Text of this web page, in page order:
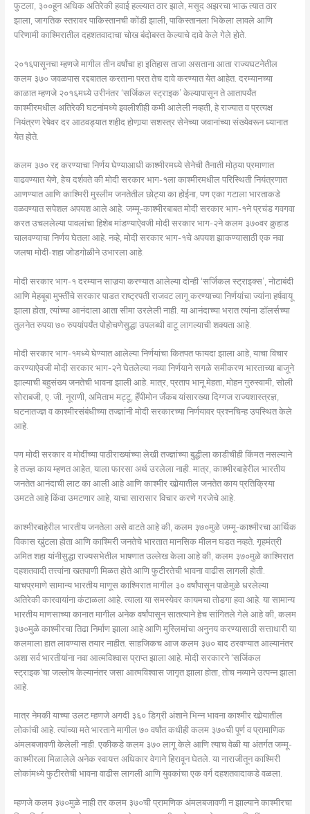
फुटला, ३००हून अधिक अतिरेकी हवाई हल्ल्यात ठार झाले, मसूद अझरचा भाऊ त्यात ठार
झाला, जागतिक स्तरावर पाकिस्तानची कोंडी झाली, पाकिस्तानला भिकेला लावले आणि
परिणामी काश्मिरातील दहशतवादाचा चोख बंदोबस्त केल्याचे दावे केले गेले होते.
२०१६पासूनचा म्हणजे मागील तीन वर्षांचा हा इतिहास ताजा असताना आता राज्यघटनेतील
कलम ३७० जवळपास रद्दबातल करताना परत तेच दावे करण्यात येत आहेत. दरम्यानच्या
काळात म्हणजे २०१६मध्ये उरीनंतर ‘सर्जिकल स्ट्राइक’ केल्यापासून ते आतापर्यंत
काश्मीरमधील अतिरेकी घटनांमध्ये इवलीशीही कमी आलेली नव्हती, हे राज्यात व प्रत्यक्ष
नियंत्रण रेषेवर दर आठवड्यात शहीद होणार्‍या सशस्त्र सेनेच्या जवानांच्या संख्येवरून ध्यानात
येत होते.
कलम ३७० रद्द करण्याचा निर्णय घेण्याआधी काश्मीरमध्ये सेनेची तैनाती मोठ्या प्रमाणात
वाढवण्यात येणे, हेच दर्शवते की मोदी सरकार भाग-१ला काश्मीरमधील परिस्थिती नियंत्रणात
आणण्यात आणि काश्मिरी मुस्लीम जनतेतील छोट्या का होईना, पण एका गटाला भारताकडे
वळवण्यात सपेशल अपयश आले आहे. जम्मू-काश्मीरबाबत मोदी सरकार भाग-१ने प्रचंड गवगवा
करत उचललेल्या पावलांचा हिशेब मांडण्याऐवजी मोदी सरकार भाग-२ने कलम ३७०वर कुर्‍हाड
चालवण्याचा निर्णय घेतला आहे. नव्हे, मोदी सरकार भाग-१चे अपयश झाकण्यासाठी एक नवा
जलषा मोदी-शहा जोडगोळीने उभारला आहे.
मोदी सरकार भाग-१ दरम्यान साजर्‍या करण्यात आलेल्या दोन्ही ‘सर्जिकल स्ट्राइक्स’, नोटाबंदी
आणि मेहबूबा मुफ्तींचे सरकार पाडत राष्ट्रपती राजवट लागू करण्याच्या निर्णयांचा ज्यांना हर्षवायू
झाला होता, त्यांच्या आनंदाला आता सीमा उरलेली नाही. या आनंदाच्या भरात त्यांना डॉलर्सच्या
तुलनेत रुपया ७० रुपयांपर्यंत पोहोचणेसुद्धा उपलब्धी वाटू लागल्याची शक्यता आहे.
मोदी सरकार भाग-१मध्ये घेण्यात आलेल्या निर्णयांचा कितपत फायदा झाला आहे, याचा विचार
करण्याऐवजी मोदी सरकार भाग-२ने घेतलेल्या नव्या निर्णयाने सगळे समीकरण भारताच्या बाजूने
झाल्याची बहुसंख्य जनतेची भावना झाली आहे. मात्र, प्रताप भानू मेहता, मोहन गुरुस्वामी, सोली
सोराबजी, ए. जी. नूराणी, अमिताभ मट्टू, हँपीमोन जँकब यांसारख्या दिग्गज राज्यशास्त्रज्ञ,
घटनातज्ज्ञ व काश्मीरसंबंधीच्या तज्ज्ञांनी मोदी सरकारच्या निर्णयावर प्रश्नचिन्ह उपस्थित केले
आहे.
पण मोदी सरकार व मोदींच्या पाठीराख्यांच्या लेखी तज्ज्ञांच्या बुद्धीला काडीचीही किंमत नसल्याने
हे तज्ज्ञ काय म्हणत आहेत, याला फारसा अर्थ उरलेला नाही. मात्र, काश्मीरबाहेरील भारतीय
जनतेत आनंदाची लाट का आली आहे आणि काश्मीर खोर्‍यातील जनतेत काय प्रतिक्रिया
उमटते आहे किंवा उमटणार आहे, याचा सारासार विचार करणे गरजेचे आहे.
काश्मीरबाहेरील भारतीय जनतेला असे वाटते आहे की, कलम ३७०मुळे जम्मू-काश्मीरचा आर्थिक
विकास खुंटला होता आणि काश्मिरी जनतेचे भारतात मानसिक मीलन घडत नव्हते. गृहमंत्री
अमित शहा यांनीसुद्धा राज्यसभेतील भाषणात उल्लेख केला आहे की, कलम ३७०मुळे काश्मिरात
दहशतवादी तत्त्वांना खतपाणी मिळत होते आणि फुटीरतेची भावना वाढीस लागली होती.
याचप्रमाणे सामान्य भारतीय माणूस काश्मिरात मागील ३० वर्षांपासून पाळेमुळे धरलेल्या
अतिरेकी कारवायांना कंटाळला आहे. त्याला या समस्येवर कायमचा तोडगा हवा आहे. या सामान्य
भारतीय माणसाच्या कानात मागील अनेक वर्षांपासून सातत्याने हेच सांगितले गेले आहे की, कलम
३७०मुळे काश्मीरचा तिढा निर्माण झाला आहे आणि मुस्लिमांचा अनुनय करण्यासाठी सत्ताधारी या
कलमाला हात लावण्यास तयार नाहीत. साहजिकच आज कलम ३७० बाद ठरवण्यात आल्यानंतर
अशा सर्व भारतीयांना नवा आत्मविश्वास प्राप्त झाला आहे. मोदी सरकारने ‘सर्जिकल
स्ट्राइक’चा जल्लोष केल्यानंतर जसा आत्मविश्वास जागृत झाला होता, तोच नव्याने उत्पन्न झाला
आहे.
मात्र नेमकी याच्या उलट म्हणजे अगदी ३६० डिग्री अंशाने भिन्न भावना काश्मीर खोर्‍यातील
लोकांची आहे. त्यांच्या मते भारताने मागील ७० वर्षांत कधीही कलम ३७०ची पूर्ण व प्रामाणिक
अंमलबजावणी केलेली नाही. एकीकडे कलम ३७० लागू केले आणि त्याच वेळी या अंतर्गत जम्मू-
काश्मीरला मिळालेले अनेक स्वायत्त अधिकार वेगाने हिरावून घेतले. या नाराजीतून काश्मिरी
लोकांमध्ये फुटीरतेची भावना वाढीस लागली आणि युवकांचा एक वर्ग दहशतवादाकडे वळला.
म्हणजे कलम ३७०मुळे नाही तर कलम ३७०ची प्रामणिक अंमलबजावणी न झाल्याने काश्मीरचा